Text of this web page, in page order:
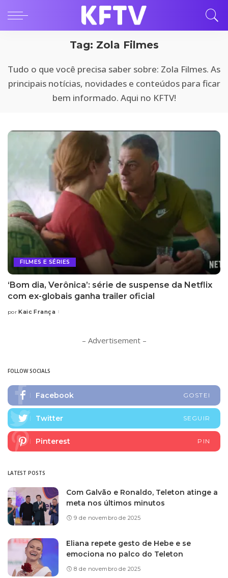
Tag: Zola Filmes
Tudo o que você precisa saber sobre: Zola Filmes. As
principais notícias, novidades e conteúdos para ficar
bem informado. Aqui no KFTV!
FILMES E SÉRIES
‘Bom dia, Verônica’: série de suspense da Netflix
com ex-globais ganha trailer oficial
Posted
por Kaic França
– Advertisement –
FOLLOW SOCIALS
Facebook GOSTEI
Twitter SEGUIR
Pinterest PIN
LATEST POSTS
Com Galvão e Ronaldo, Teleton atinge a
meta nos últimos minutos
9 de novembro de 2025
Eliana repete gesto de Hebe e se
emociona no palco do Teleton
8 de novembro de 2025